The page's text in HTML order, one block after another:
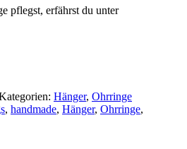
pflegst, erfährst du unter
Hänger, Ohrringe
, handmade, Hänger, Ohrringe,